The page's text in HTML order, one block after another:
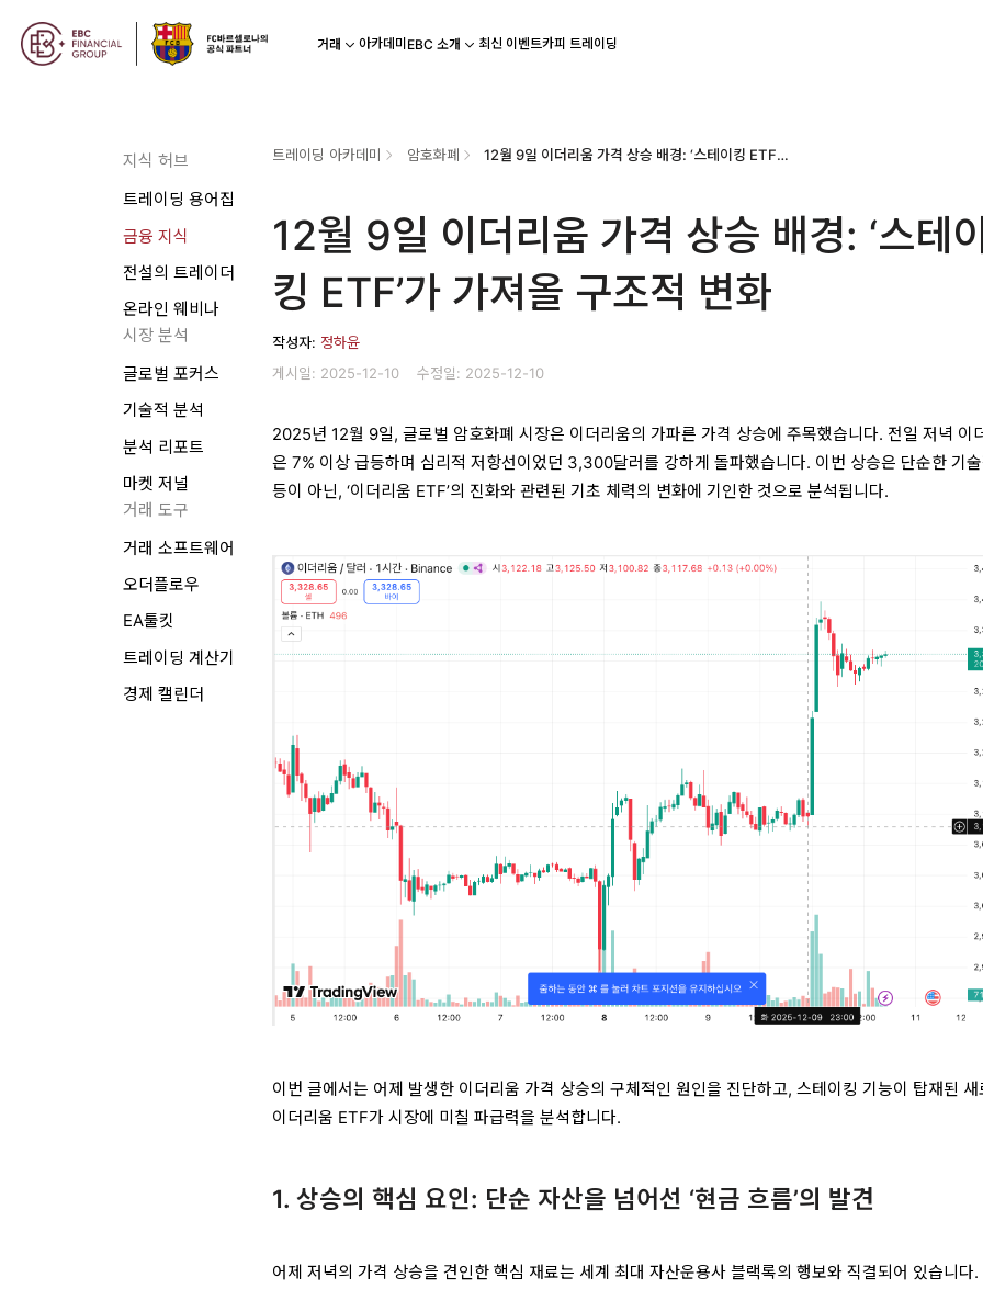
거래 아카데미 EBC 소개 최신 이벤트카피 트레이딩
지식 허브
트레이딩 용어집
금융 지식
전설의 트레이더
온라인 웨비나
시장 분석
글로벌 포커스
기술적 분석
분석 리포트
마켓 저널
거래 도구
거래 소프트웨어
오더플로우
EA툴킷
트레이딩 계산기
경제 캘린더
트레이딩 아카데미 암호화폐 12월 9일 이더리움 가격 상승 배경: ‘스테이킹 ETF’가 가져올 구조적 변화
12월 9일 이더리움 가격 상승 배경: ‘스테이
킹 ETF’가 가져올 구조적 변화
작성자: 정하윤
게시일: 2025-12-10
수정일: 2025-12-10
2025년 12월 9일, 글로벌 암호화폐 시장은 이더리움의 가파른 가격 상승에 주목했습니다. 전일 저녁 이
은 7% 이상 급등하며 심리적 저항선이었던 3,300달러를 강하게 돌파했습니다. 이번 상승은 단순한 기
등이 아닌, ‘이더리움 ETF’의 진화와 관련된 기초 체력의 변화에 기인한 것으로 분석됩니다.
이번 글에서는 어제 발생한 이더리움 가격 상승의 구체적인 원인을 진단하고, 스테이킹 기능이 탑재된 새
이더리움 ETF가 시장에 미칠 파급력을 분석합니다.
1. 상승의 핵심 요인: 단순 자산을 넘어선 ‘현금 흐름’의 발견
어제 저녁의 가격 상승을 견인한 핵심 재료는 세계 최대 자산운용사 블랙록의 행보와 직결되어 있습니다.